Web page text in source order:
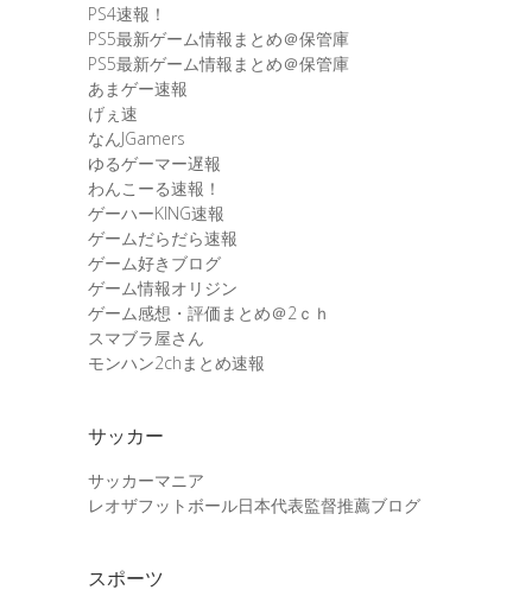
PS4速報！
PS5最新ゲーム情報まとめ＠保管庫
PS5最新ゲーム情報まとめ＠保管庫
あまゲー速報
げぇ速
なんJGamers
ゆるゲーマー遅報
わんこーる速報！
ゲーハーKING速報
ゲームだらだら速報
ゲーム好きブログ
ゲーム情報オリジン
ゲーム感想・評価まとめ＠2ｃｈ
スマブラ屋さん
モンハン2chまとめ速報
サッカー
サッカーマニア
レオザフットボール日本代表監督推薦ブログ
スポーツ